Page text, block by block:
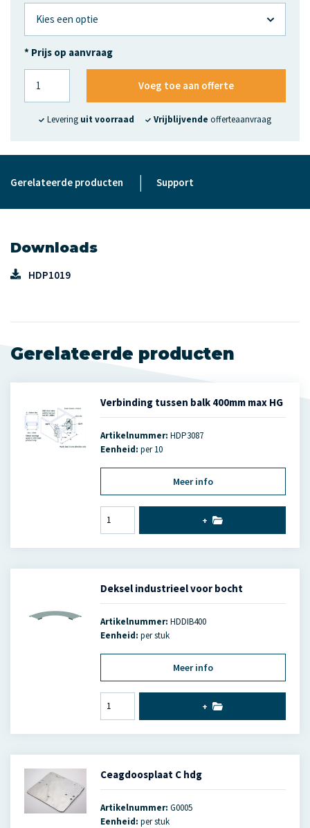
* Prijs op aanvraag
Voeg toe aan offerte
Levering uit voorraad Vrijblijvende offerteaanvraag
Gerelateerde producten | Support
Downloads
HDP1019
Gerelateerde producten
Verbinding tussen balk 400mm max HG
Artikelnummer: HDP3087
Eenheid: per 10
Meer info
+
Deksel industrieel voor bocht
Artikelnummer: HDDIB400
Eenheid: per stuk
Meer info
+
Ceagdoosplaat C hdg
Artikelnummer: G0005
Eenheid: per stuk